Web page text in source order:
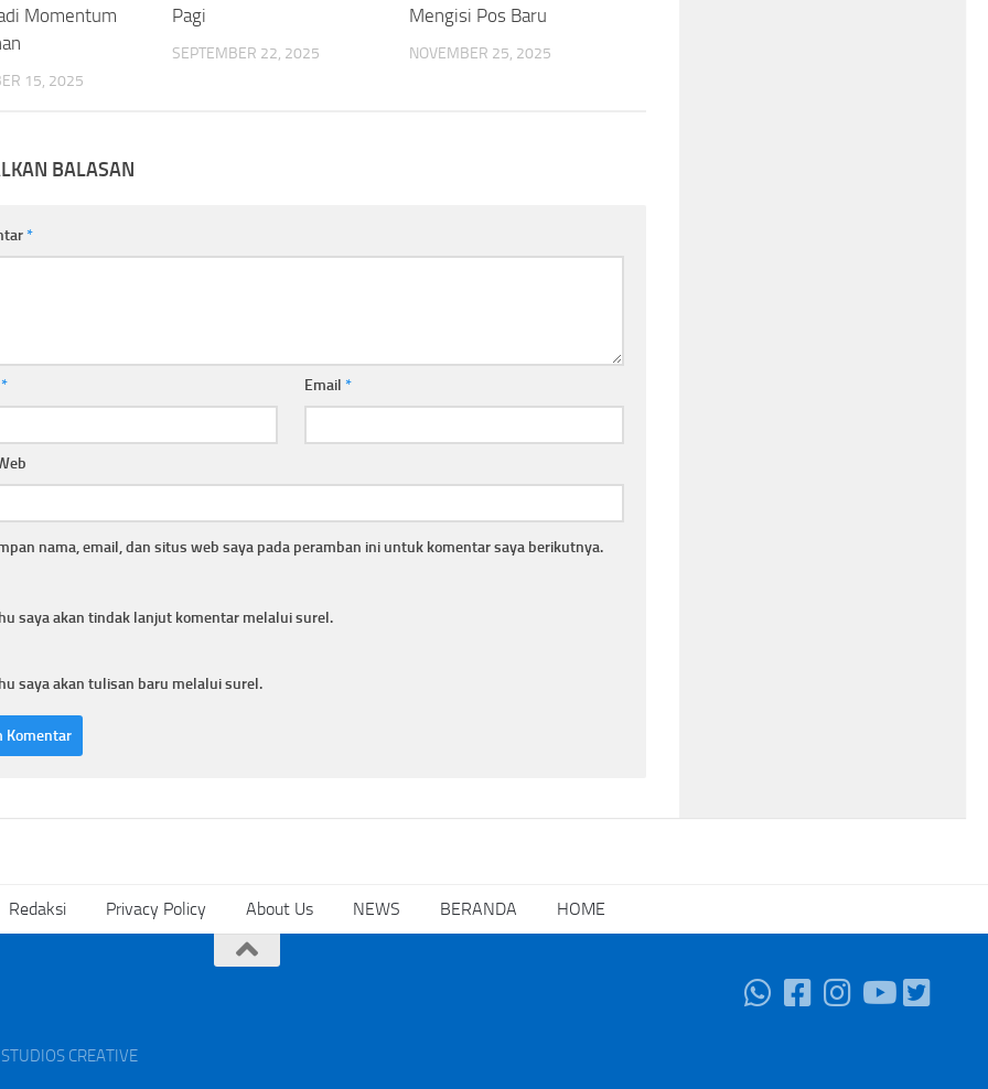
Momentum
15, 2025
Pagi
SEPTEMBER 22, 2025
Mengisi Pos Baru
NOVEMBER 25, 2025
BALASAN
*
* Email*
nama, email, dan situs web saya pada peramban ini untuk komentar saya berikutnya.
saya akan tindak lanjut komentar melalui surel.
saya akan tulisan baru melalui surel.
Redaksi Privacy Policy About Us NEWS BERANDA HOME
CREATIVE